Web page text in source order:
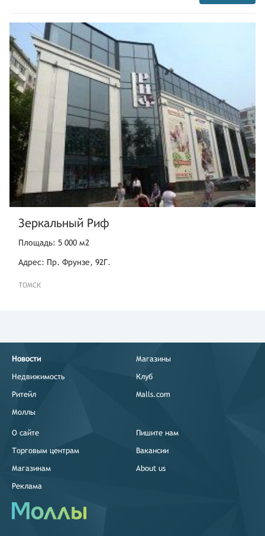
Зеркальный Риф
Площадь: 5 000 м2
Адрес: Пр. Фрунзе, 92Г.
ТОМСК
Новости
Недвижимость
Ритейл
Моллы
Магазины
Клуб
Malls.com
О сайте
Торговым центрам
Магазинам
Реклама
Пишите нам
Вакансии
About us